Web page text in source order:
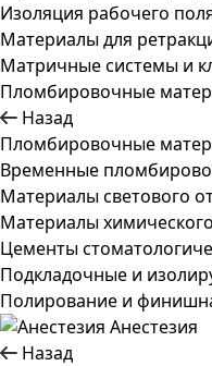
Изоляция рабочего
Материалы для
Матричные системы и
Пломбировочные
Назад
Пломбировочные
Временные
Материалы светового
Материалы
Цементы
Подкладочные и
Полирование и
Анестезия
Назад